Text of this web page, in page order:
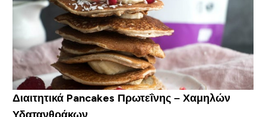
Διαιτητικά Pancakes Πρωτεΐνης – Χαμηλών